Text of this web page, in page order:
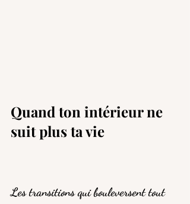
Quand ton intérieur ne
suit plus ta vie
Les transitions qui bouleversent tout